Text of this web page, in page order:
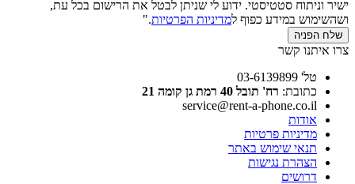
ישיר וניתוח סטטיסטי. ידוע לי שניתן לבטל את הרישום בכל עת,
ושהשימוש במידע כפוף ל מדיניות הפרטיות."
שלח הפניה
צרו איתנו קשר
טל' 03-6139899
כתובת:רח' תובל 40 רמת גן קומה 21
service@rent-a-phone.co.il
אודות
מדיניות פרטיות
תנאי שימוש באתר
הצהרת נגישות
דרושים